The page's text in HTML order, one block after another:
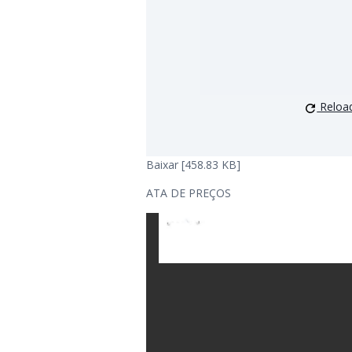
Baixar [458.83 KB]
ATA DE PREÇOS